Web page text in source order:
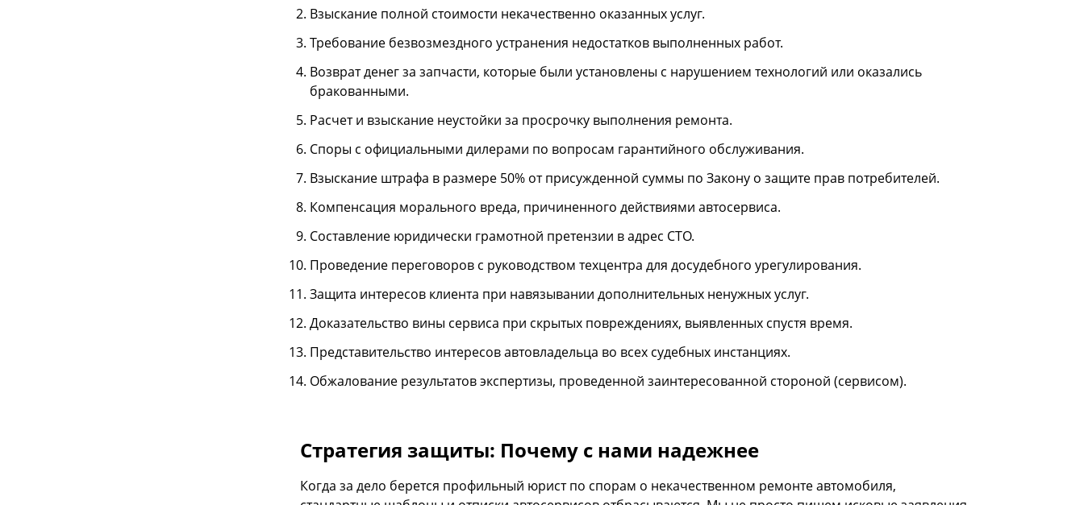
Взыскание полной стоимости некачественно оказанных услуг.
Требование безвозмездного устранения недостатков выполненных работ.
Возврат денег за запчасти, которые были установлены с нарушением технологий или оказались
бракованными.
Расчет и взыскание неустойки за просрочку выполнения ремонта.
Споры с официальными дилерами по вопросам гарантийного обслуживания.
Взыскание штрафа в размере 50% от присужденной суммы по Закону о защите прав потребителей.
Компенсация морального вреда, причиненного действиями автосервиса.
Составление юридически грамотной претензии в адрес СТО.
Проведение переговоров с руководством техцентра для досудебного урегулирования.
Защита интересов клиента при навязывании дополнительных ненужных услуг.
Доказательство вины сервиса при скрытых повреждениях, выявленных спустя время.
Представительство интересов автовладельца во всех судебных инстанциях.
Обжалование результатов экспертизы, проведенной заинтересованной стороной (сервисом).
Стратегия защиты: Почему с нами надежнее
Когда за дело берется профильный юрист по спорам о некачественном ремонте автомобиля,